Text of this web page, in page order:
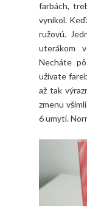
farbách,
vynikol.
ružovú.
uterákom
Necháte
užívate
až tak
zmenu
6 umytí.